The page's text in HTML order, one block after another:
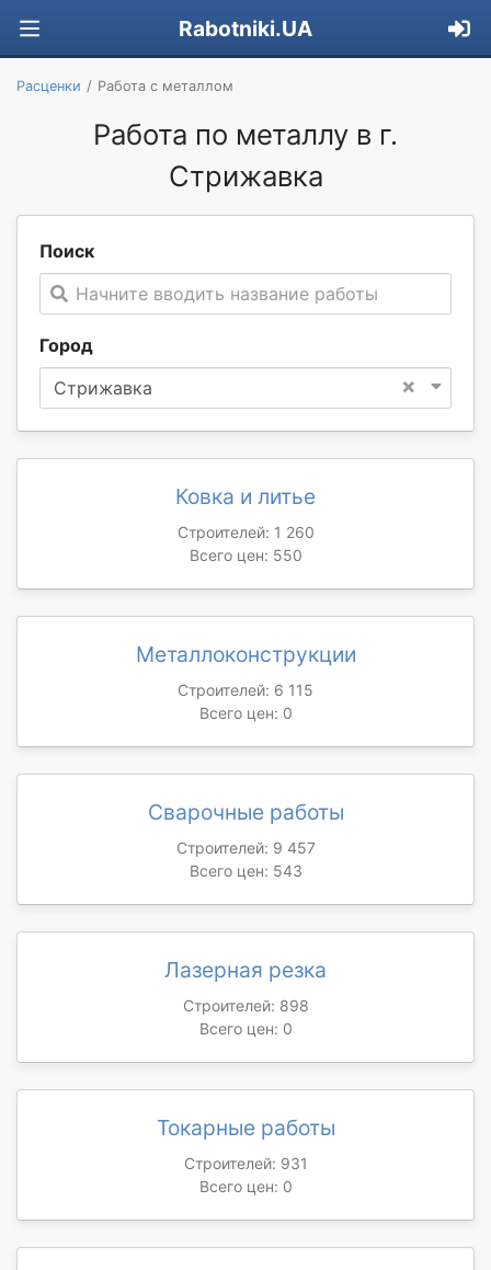
Rabotniki.UA
Расценки Работа с металлом
Работа по металлу в г.
Стрижавка
Поиск
Начните вводить название работы
Город
×
Стрижавка
Ковка и литье
Строителей: 1 260
Всего цен: 550
Металлоконструкции
Строителей: 6 115
Всего цен: 0
Сварочные работы
Строителей: 9 457
Всего цен: 543
Лазерная резка
Строителей: 898
Всего цен: 0
Токарные работы
Строителей: 931
Всего цен: 0